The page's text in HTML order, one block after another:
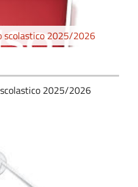
2025/2026
2025/2026